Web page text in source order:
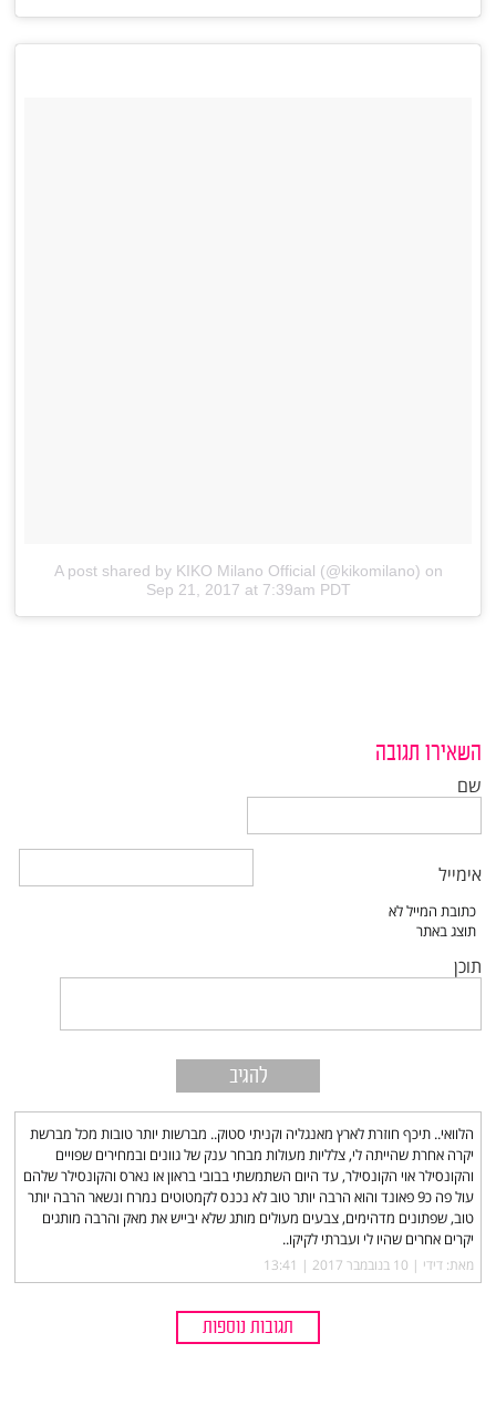
A post shared by KIKO Milano Official (@kikomilano) on
Sep 21, 2017 at 7:39am PDT
השאירו תגובה
שם
אימייל
תוכן
הלוואי.. תיכף חוזרת לארץ מאנגליה וקניתי סטוק.. מברשות יותר טובות מכל מברשת
יקרה אחרת שהייתה לי, צלליות מעולות מבחר ענק של גוונים ובמחירים שפויים
והקונסילר אוי הקונסילר, עד היום השתמשתי בבובי בראון או נארס והקונסילר שלהם
עול פה כ9 פאונד והוא הרבה יותר טוב לא נכנס לקמטוטים נמרח ונשאר הרבה יותר
טוב, שפתונים מדהימים, צבעים מעולים מותג שלא יבייש את מאק והרבה מותגים
יקרים אחרים שהיו לי ועברתי לקיקו..
מאת: דידי |‏ 10 בנובמבר 2017 | 13:41
תגובות נוספות